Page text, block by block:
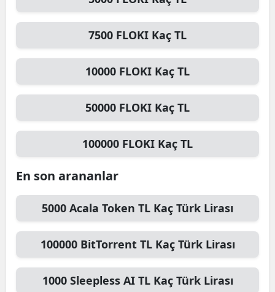
7500 FLOKI Kaç TL
10000 FLOKI Kaç TL
50000 FLOKI Kaç TL
100000 FLOKI Kaç TL
En son arananlar
5000 Acala Token TL Kaç Türk Lirası
100000 BitTorrent TLKaç Türk Lirası
1000 Sleepless AI TLKaç Türk Lirası